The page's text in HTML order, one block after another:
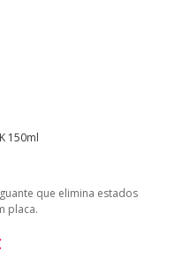
150ml
que elimina estados
placa.